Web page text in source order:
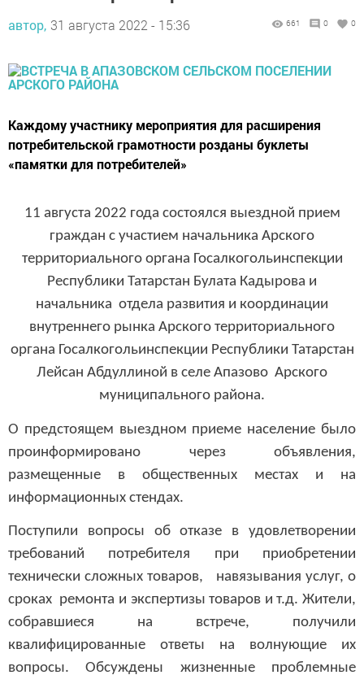
автор, 31 августа 2022 - 15:36
Каждому участнику мероприятия для расширения
потребительской грамотности розданы буклеты
«памятки для потребителей»
11 августа 2022 года состоялся выездной прием
граждан с участием начальника Арского
территориального органа Госалкогольинспекции
Республики Татарстан Булата Кадырова и
начальника отдела развития и координации
внутреннего рынка Арского территориального
органа Госалкогольинспекции Республики Татарстан
Лейсан Абдуллиной в селе Апазово Арского
муниципального района.
О предстоящем выездном приеме население было
проинформировано через объявления,
размещенные в общественных местах и на
информационных стендах.
Поступили вопросы об отказе в удовлетворении
требований потребителя при приобретении
технически сложных товаров, навязывания услуг, о
сроках ремонта и экспертизы товаров и т.д. Жители,
собравшиеся на встрече, получили
квалифицированные ответы на волнующие их
вопросы. Обсуждены жизненные проблемные